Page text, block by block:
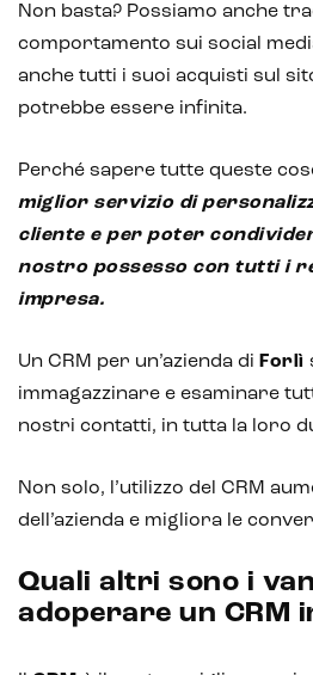
Non basta? Possiamo anche
comportamento sui social
anche tutti i suoi acquisti sul
potrebbe essere infinita.
Perché sapere tutte queste
miglior servizio di
cliente e per poter
nostro possesso con tutti i
impresa.
Un CRM per un’azienda di Forlì
immagazzinare e esaminare
nostri contatti, in tutta la loro
Non solo, l’utilizzo del CRM
dell’azienda e migliora le
Quali altri sono i
adoperare un CRM